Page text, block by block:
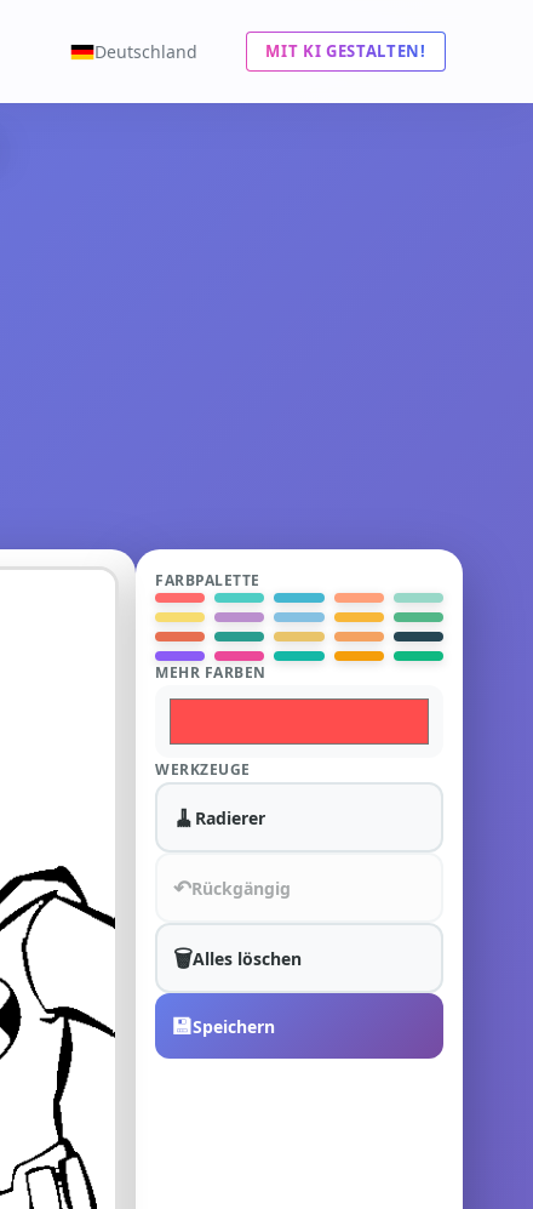
Deutschland MIT KI GESTALTEN!
FARBPALETTE
MEHR FARBEN
WERKZEUGE
🧹 Radierer
↶Rückgängig
🗑️Alles löschen
💾Speichern